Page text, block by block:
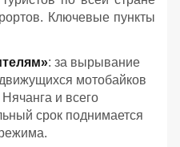
Ключевые пункты
: за вырывание
мотобайков
и всего
срок поднимается